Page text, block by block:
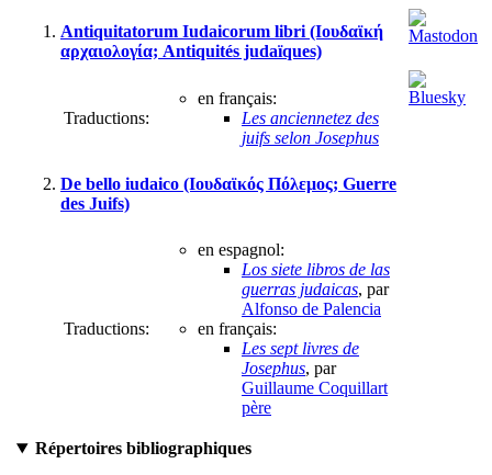
Antiquitatorum Iudaicorum libri (Ιουδαϊκή
αρχαιολογία; Antiquités judaïques)
Traductions:
en français:
Les anciennetez des
juifs selon Josephus
De bello iudaico (Ιουδαϊκός Πόλεμος; Guerre
des Juifs)
Traductions:
en espagnol:
Los siete libros de las
guerras judaicas, par
Alfonso de Palencia
en français:
Les sept livres de
Josephus, par
Guillaume Coquillart
père
Répertoires bibliographiques